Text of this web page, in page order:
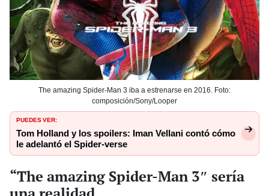
The amazing Spider-Man 3 iba a estrenarse en 2016. Foto:
composición/Sony/Looper
PUEDES VER:
Tom Holland y los spoilers: Iman Vellani contó cómo
le adelantó el Spider-verse
“The amazing Spider-Man 3″ sería